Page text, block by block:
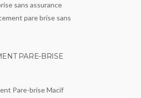
sans assurance
pare brise sans
PARE-BRISE
Pare-brise Macif